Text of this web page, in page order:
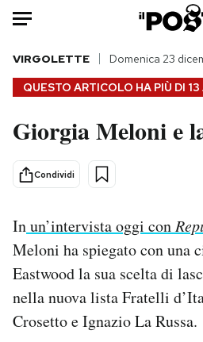
HOME
Italia
Politica
Internet
Scienza
Cultura
Economia
Sport
QUESTO ARTICOLO HA PIÙ DI
VIRGOLETTE Domenica 23
Giorgia Meloni e
Condividi
Inun’intervista oggi con
Meloni ha spiegato con una
Eastwood la sua scelta di
nella nuova lista Fratelli
Crosetto e Ignazio La Russa.